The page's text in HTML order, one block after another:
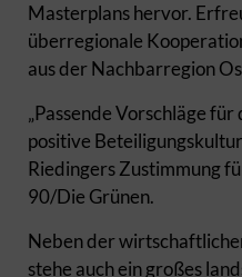
Masterplans hervor.
überregionale
aus der Nachbarregion
„Passende Vorschläge für
positive
Riedingers Zustimmung
90/Die Grünen.
Neben der
stehe auch ein großes